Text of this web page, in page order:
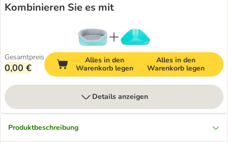
Kombinieren Sie es mit
Gesamtpreis
0,00 €
Alles in den
Warenkorb legen
Alles in den
Warenkorb legen
Details anzeigen
Produktbeschreibung